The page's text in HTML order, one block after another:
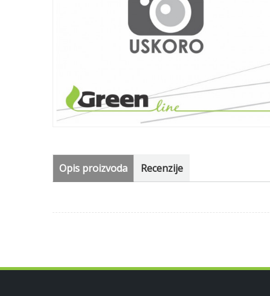
Opis proizvoda Recenzije